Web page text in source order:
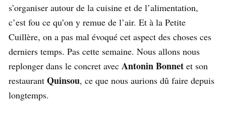
s’organiser autour de la cuisine et de l’alimentation,
c’est fou ce qu’on y remue de l’air. Et à la Petite
Cuillère, on a pas mal évoqué cet aspect des choses ces
derniers temps. Pas cette semaine. Nous allons nous
replonger dans le concret avec Antonin Bonnet et son
restaurant Quinsou, ce que nous aurions dû faire depuis
longtemps.